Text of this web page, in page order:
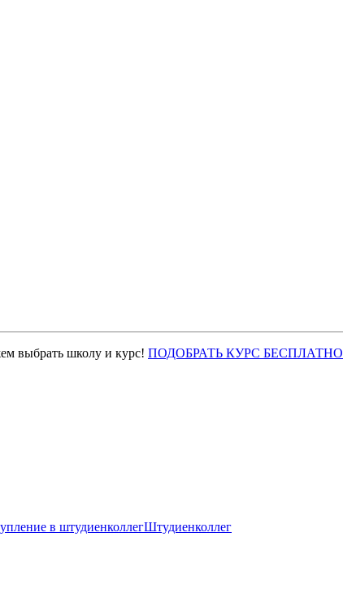
выбрать школу и курс! ПОДОБРАТЬ КУРС БЕСПЛАТНО
Штудиенколлег